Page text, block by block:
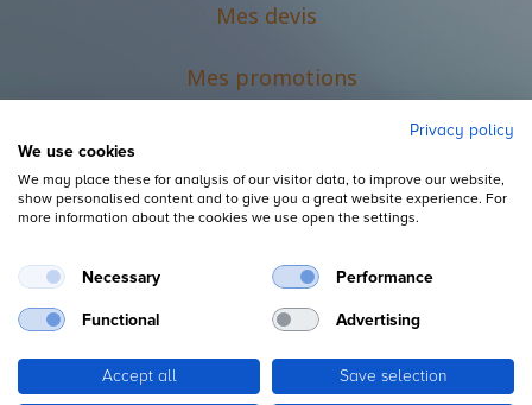
Mes devis
Mes promotions
Mentions légales
Privacy policy
We use cookies
We may place these for analysis of our visitor data, to improve our website,
show personalised content and to give you a great website experience. For
more information about the cookies we use open the settings.
Necessary Performance
Functional Advertising
Accept all Save selection